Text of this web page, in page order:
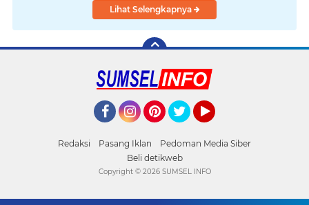
Lihat Selengkapnya
Redaksi Pasang Iklan
Pedoman Media Siber
Beli detikweb
Copyright © 2026 SUMSEL INFO